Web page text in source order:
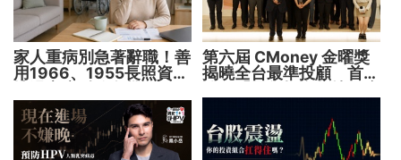
家人重病別急著辭職！善
用1966、1955長照資源
第六屆 CMoney 金曜獎
揭曉全台最準投顧 首度
下一代